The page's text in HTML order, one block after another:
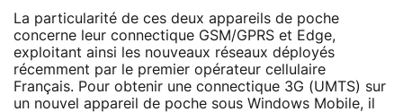
La particularité de ces deux appareils de poche
concerne leur connectique GSM/GPRS et Edge,
exploitant ainsi les nouveaux réseaux déployés
récemment par le premier opérateur cellulaire
Français. Pour obtenir une connectique 3G (UMTS) sur
un nouvel appareil de poche sous Windows Mobile, il